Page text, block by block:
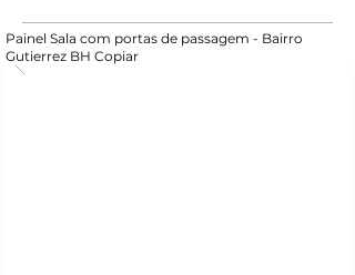
Painel Sala com portas de passagem - Bairro
Gutierrez BH Copiar